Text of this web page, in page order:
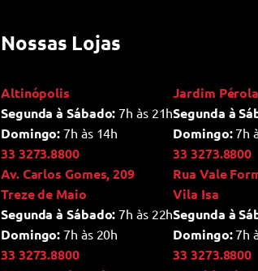
Nossas Lojas
Altinópolis
Segunda à Sábado: 7h às 21h
Domingo: 7h às 14h
33 3273.8800
Av. Carlos Gomes, 209
Jardim Pérola
Segunda à
Domingo:7h
33 3273.8800
Rua Vale
Treze de Maio
Segunda à Sábado: 7h às 22h
Domingo: 7h às 20h
33 3273.8800
Vila Isa
Segunda à
Domingo:7h
33 3273.8800